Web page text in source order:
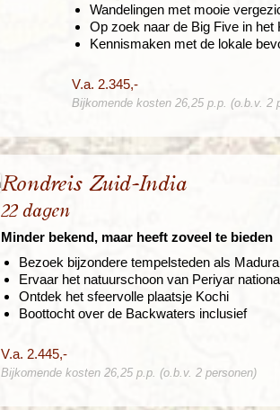
Wandelingen met mooie
Op zoek naar de Big Five in het
Kennismaken met de lokale
V.a. 2.345,-
Bijkomende kosten 26,25 p.p. (o.b.v. 2
Rondreis Zuid-India
22 dagen
Minder bekend, maar heeft zoveel te bieden
Bezoek bijzondere tempelsteden als
Ervaar het natuurschoon van Periyar
Ontdek het sfeervolle plaatsje Kochi
Boottocht over de Backwaters inclusief
V.a. 2.445,-
Bijkomende kosten 26,25 p.p. (o.b.v. 2 personen)